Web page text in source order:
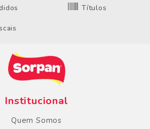
Títulos
Institucional
Quem Somos